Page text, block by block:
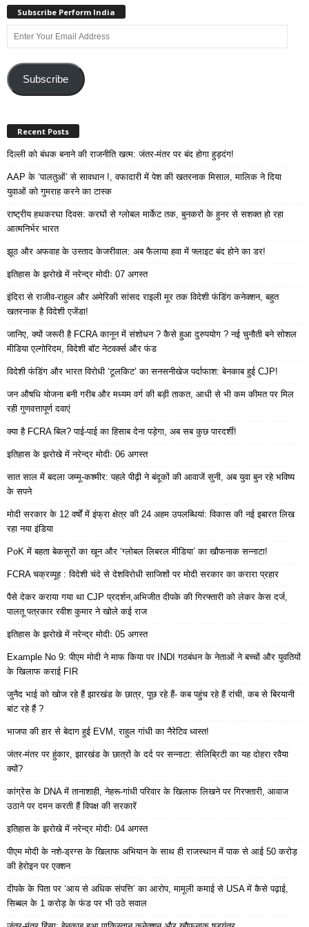
Subscribe Perform India
Enter
Your
AddressSubscribe
Recent Posts
दिल्ली को बंधक बनाने की राजनीति खत्म: जंतर-मंतर पर बंद होगा हुड़दंग!
AAP के ‘पालतुओं’ से सावधान !, वफादारी में पेश की खतरनाक मिसाल, मालिक ने दिया
युवाओं को गुमराह करने का टास्क
राष्ट्रीय हथकरघा दिवस: करघों से ग्लोबल मार्केट तक, बुनकरों के हुनर से सशक्त हो रहा
आत्मनिर्भर भारत
झूठ और अफवाह के उस्ताद केजरीवाल: अब फैलाया हवा में फ्लाइट बंद होने का डर!
इतिहास के झरोखे में नरेन्द्र मोदीः 07 अगस्त
इंदिरा से राजीव-राहुल और अमेरिकी सांसद राइली मूर तक विदेशी फंडिंग कनेक्शन, बहुत
खतरनाक है विदेशी एजेंडा!
जानिए, क्यों जरूरी है FCRA कानून में संशोधन ? कैसे हुआ दुरुपयोग ? नई चुनौती बने सोशल
मीडिया एल्गोरिदम, विदेशी बॉट नेटवर्क्स और फंड
विदेशी फंडिंग और भारत विरोधी ‘टूलकिट’ का सनसनीखेज पर्दाफाश: बेनकाब हुई CJP!
जन औषधि योजना बनी गरीब और मध्यम वर्ग की बड़ी ताकत, आधी से भी कम कीमत पर मिल
रही गुणवत्तापूर्ण दवाएं
क्या है FCRA बिल? पाई-पाई का हिसाब देना पड़ेगा, अब सब कुछ पारदर्शी!
इतिहास के झरोखे में नरेन्द्र मोदीः 06 अगस्त
सात साल में बदला जम्मू-कश्मीर: पहले पीढ़ी ने बंदूकों की आवाजें सुनी, अब युवा बुन रहे भविष्य
के सपने
मोदी सरकार के 12 वर्षों में इंफ्रा क्षेत्र की 24 अहम उपलब्धियां: विकास की नई इबारत लिख
रहा नया इंडिया
PoK में बहता बेकसूरों का खून और ‘ग्लोबल लिबरल मीडिया’ का खौफनाक सन्नाटा!
FCRA चक्रव्यूह : विदेशी चंदे से देशविरोधी साजिशों पर मोदी सरकार का करारा प्रहार
पैसे देकर कराया गया था CJP प्रदर्शन,अभिजीत दीपके की गिरफ्तारी को लेकर केस दर्ज,
पालतू पत्रकार रवीश कुमार ने खोले कई राज
इतिहास के झरोखे में नरेन्द्र मोदीः 05 अगस्त
Example No 9: पीएम मोदी ने माफ किया पर INDI गठबंधन के नेताओं ने बच्चों और युवतियों
के खिलाफ कराई FIR
जुनैद भाई को खोज रहे हैं झारखंड के छात्र, पूछ रहे हैं- कब पहुंच रहे हैं रांची, कब से बिरयानी
बांट रहे हैं ?
भाजपा की हार से बेदाग हुई EVM, राहुल गांधी का नैरेटिव ध्वस्त!
जंतर-मंतर पर हुंकार, झारखंड के छात्रों के दर्द पर सन्नाटा: सेलिब्रिटी का यह दोहरा रवैया
क्यों?
कांग्रेस के DNA में तानाशाही, नेहरू-गांधी परिवार के खिलाफ लिखने पर गिरफ्तारी, आवाज
उठाने पर दमन करती हैं विपक्ष की सरकारें
इतिहास के झरोखे में नरेन्द्र मोदीः 04 अगस्त
पीएम मोदी के नशे-ड्रग्स के खिलाफ अभियान के साथ ही राजस्थान में पाक से आई 50 करोड़
की हेरोइन पर एक्शन
दीपके के पिता पर ‘आय से अधिक संपत्ति’ का आरोप, मामूली कमाई से USA में कैसे पढ़ाई,
सिब्बल के 1 करोड़ के फंड पर भी उठे सवाल